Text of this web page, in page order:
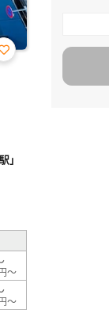
お気
」
～
～